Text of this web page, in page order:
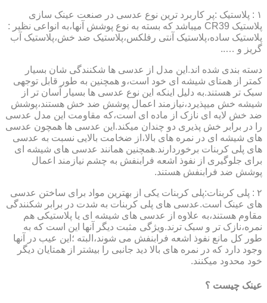
۱ : پلاستیک :پر کاربرد ترین نوع عدسی در صنعت عینک سازی
پلاستیک CR39 میباشد که بسته به نوع پوشش آنها،به انواعی نظیر :
پلاستیک ساده،پلاستیک آنتی رفلکس،پلاستیک ضد خش،پلاستیک آب
گریز و …..
دسته بندی شده اند.این مدل از عدسی ها شکنندگی شان بسیار
کمتر از همتای شیشه ای خود است،و همچنین به طور قابل توجهی
سبک تر هستند.به دلیل اینکه این نوع عدسی ها بسیار آسان تر از
شیشه خش میپذیرد،نیازمند اعمال پوشش ضد خش هستند،پوشش
ضد خش لایه ای نازک از ماده ای است،که مقاومت این مدل عدسی
را در برابر خش پذیری دو چندان میکند.این عدسی ها همچون عدسی
های شیشه ای در نمره های بالا،از ضخامت بالایی نسبت به عدسی
های پلی کربنات برخوردارند.همچنین همانند عدسی های شیشه ای
برای جلوگیری از نفوذ اشعه فرابنفش به چشم نیازمند اعمال
پوشش ضد فرابنفش هستند.
۲ : پلی کربنات:پلی کربنات یکی از بهترین مواد برای ساختن عدسی
های عینک است.عدسی های پلی کربنات به شدت در برابر شکنندگی
مقاوم هستند،به علاوه از عدسی های شیشه ای یا پلاستیکی هم
نمره،نازک تر و سبک ترند.ویژگی مثبت دیگر آنها این است که به
طور کل مانع نفوذ اشعه فرابنفش می شوند،البته ؛این عیب در آنها
وجود دارد که در نمره های بالا دید جانبی را بیشتر از همتایان دیگر
خود محدود میکنند.
عینک چیست ؟